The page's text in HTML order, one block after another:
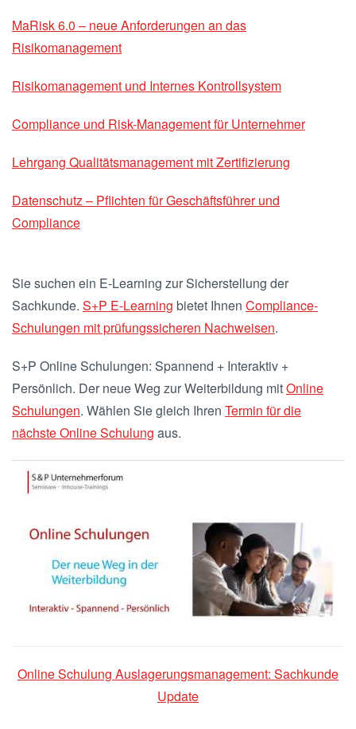
MaRisk 6.0 – neue Anforderungen an das
Risikomanagement
Risikomanagement und Internes Kontrollsystem
Compliance und Risk-Management für Unternehmer
Lehrgang Qualitätsmanagement mit Zertifizierung
Datenschutz – Pflichten für Geschäftsführer und
Compliance
Sie suchen ein E-Learning zur Sicherstellung der
Sachkunde. S+P E-Learning bietet Ihnen Compliance-
Schulungen mit prüfungssicheren Nachweisen.
S+P Online Schulungen: Spannend + Interaktiv +
Persönlich. Der neue Weg zur Weiterbildung mitOnline
Schulungen. Wählen Sie gleich Ihren Termin für die
nächste Online Schulung aus.
Online Schulung Auslagerungsmanagement: Sachkunde
Update